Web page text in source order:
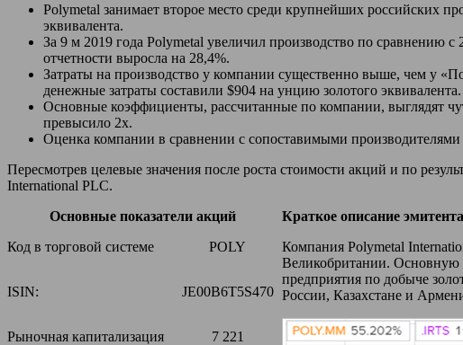
Polymetal занимает второе место среди крупнейших российских
эквивалента.
За 9 м 2019 года Polymetal увеличил производство по сравнению
отчетности выросла на 28,4%.
Затраты на производство у компании существенно выше, чем у
денежные затраты составили $904 на унцию золотого эквивалента.
Основные коэффициенты, рассчитанные по компании, выглядят
превысило 2x.
Оценка компании в сравнении с сопоставимыми
Пересмотрев целевые значения после роста стоимости акций и по
International PLC.
Основные показатели акций
Код в торговой системе
POLY
ISIN: JE00B6T5S470
Рыночная капитализация 7 221
Краткое описание эмитента
Компания Polymetal
Великобритании. Основную
предприятия по добыче
России, Казахстане и